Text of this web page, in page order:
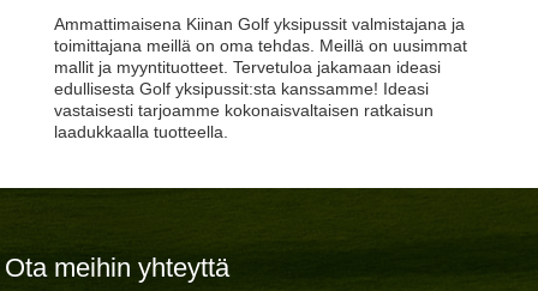
Ammattimaisena Kiinan Golf yksipussit valmistajana ja
toimittajana meillä on oma tehdas. Meillä on uusimmat
mallit ja myyntituotteet. Tervetuloa jakamaan ideasi
edullisesta Golf yksipussit:sta kanssamme! Ideasi
vastaisesti tarjoamme kokonaisvaltaisen ratkaisun
laadukkaalla tuotteella.
Ota meihin yhteyttä